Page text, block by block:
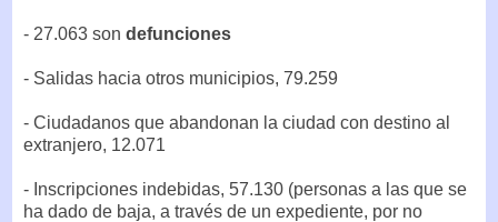
- 27.063 son defunciones
- Salidas hacia otros municipios, 79.259
- Ciudadanos que abandonan la ciudad con destino al
extranjero, 12.071
- Inscripciones indebidas, 57.130 (personas a las que se
ha dado de baja, a través de un expediente, por no